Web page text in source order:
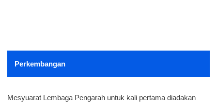
Perkembangan
Mesyuarat Lembaga Pengarah untuk kali pertama diadakan